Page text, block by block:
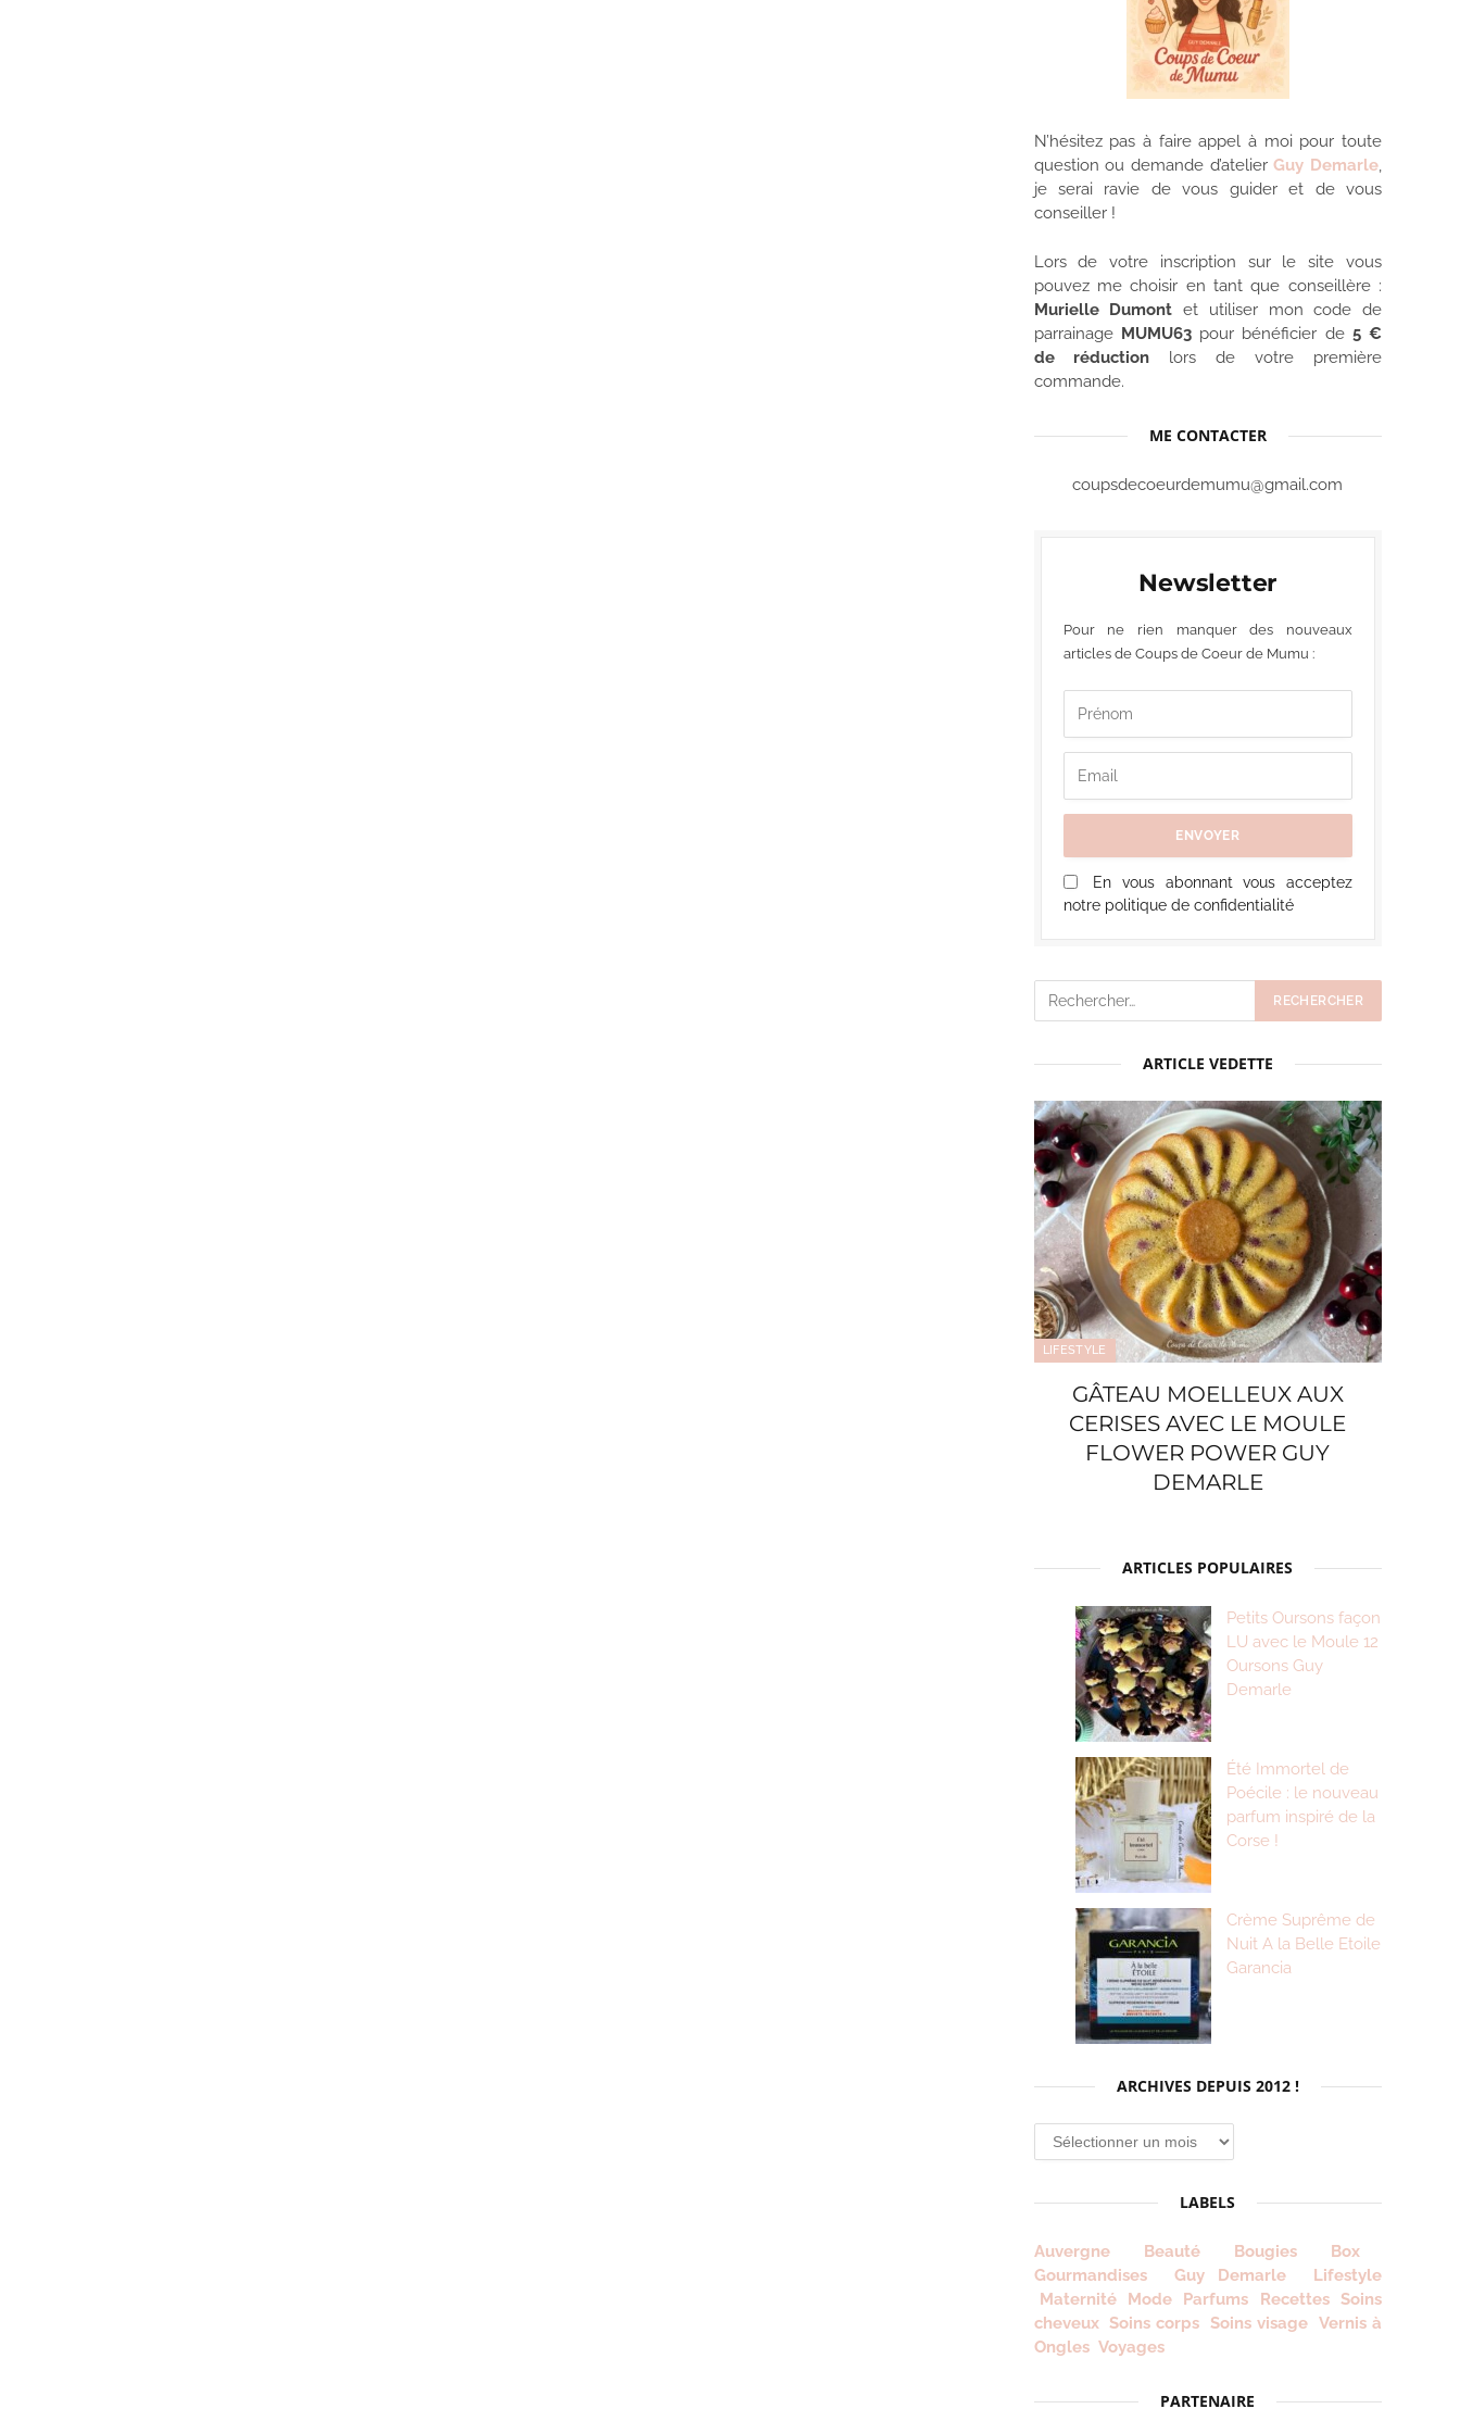
N’hésitez pas à faire appel à moi pour toute
question ou demande d’atelierGuy Demarle,
je serai ravie de vous guider et de vous
conseiller !
Lors de votre inscription sur le site vous
pouvez me choisir en tant que conseillère :
Murielle Dumont et utiliser mon code de
parrainage MUMU63pour bénéficier de 5 €
de réduction lors de votre première
commande.
ME CONTACTER
coupsdecoeurdemumu@gmail.com
Newsletter
Pour ne rien manquer des nouveaux
articles de Coups de Coeur de Mumu :
En vous abonnant vous acceptez
notre politique de confidentialité
ARTICLE VEDETTE
LIFESTYLE
GÂTEAU MOELLEUX AUX
CERISES AVEC LE MOULE
FLOWER POWER GUY
DEMARLE
ARTICLES POPULAIRES
Petits Oursons façon
LU avec le Moule 12
Oursons Guy
Demarle
Été Immortel de
Poécile : le nouveau
parfum inspiré de la
Corse !
Crème Suprême de
Nuit A la Belle Etoile
Garancia
ARCHIVES DEPUIS 2012 !
Archives
depuis
!
LABELS
Auvergne Beauté Bougies
Box
Gourmandises
Guy Demarle
Lifestyle
Maternité
Mode Parfums Recettes Soins
cheveux Soins corps Soins visage Vernis à
Ongles Voyages
PARTENAIRE